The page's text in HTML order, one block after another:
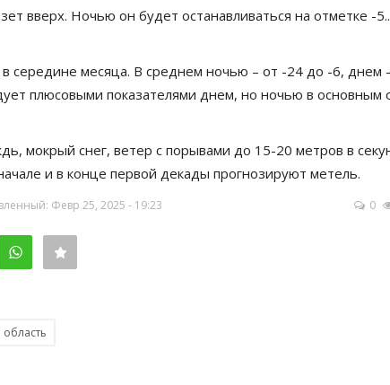
вверх. Ночью он будет останавливаться на отметке -
середине месяца. В среднем ночью – от -24 до -6, днем
плюсовыми показателями днем, но ночью в основным
мокрый снег, ветер с порывами до 15-20 метров в
и в конце первой декады прогнозируют метель.
Февр 25, 2025 - 19:23 0